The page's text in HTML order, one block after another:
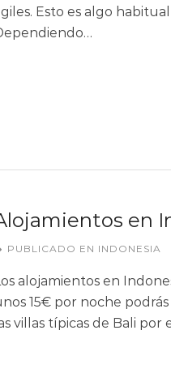
Esto es algo
en
PUBLICADO EN INDONESIA
alojamientos en
15€ por noche
villas típicas de Bali